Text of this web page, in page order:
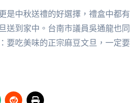
是中秋送禮的好選擇，禮盒中都有
送到家中。台南市議員吳通龍也同
要吃美味的正宗麻豆文旦，一定要